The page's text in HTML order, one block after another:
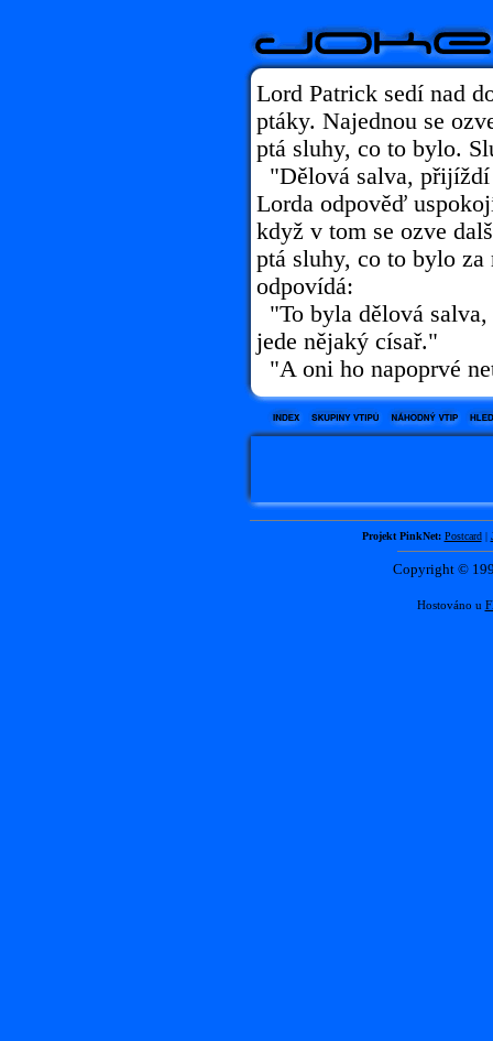
Lord Patrick sedí nad
ptáky. Najednou se
ptá sluhy, co to bylo.
"Dělová salva,
Lorda odpověď
když v tom se ozve
ptá sluhy, co to bylo za
odpovídá:
"To byla dělová
jede nějaký císař."
"A oni ho napoprvé
Projekt PinkNet: Postcard|
Copyright ©
Hostováno u